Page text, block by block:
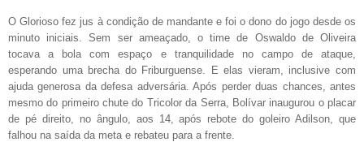
O Glorioso fez jus à condição de mandante e foi o dono do jogo desde os
minuto iniciais. Sem ser ameaçado, o time de Oswaldo de Oliveira
tocava a bola com espaço e tranquilidade no campo de ataque,
esperando uma brecha do Friburguense. E elas vieram, inclusive com
ajuda generosa da defesa adversária. Após perder duas chances, antes
mesmo do primeiro chute do Tricolor da Serra, Bolívar inaugurou o placar
de pé direito, no ângulo, aos 14, após rebote do goleiro Adilson, que
falhou na saída da meta e rebateu para a frente.